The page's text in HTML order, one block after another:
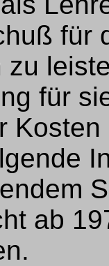
für
zu
für
ab